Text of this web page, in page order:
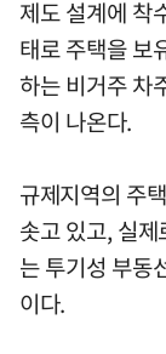
제도 설계에 착
태로 주택을 보
하는 비거주 차
측이 나온다.
규제지역의 주
솟고 있고, 실
는 투기성 부동
이다.